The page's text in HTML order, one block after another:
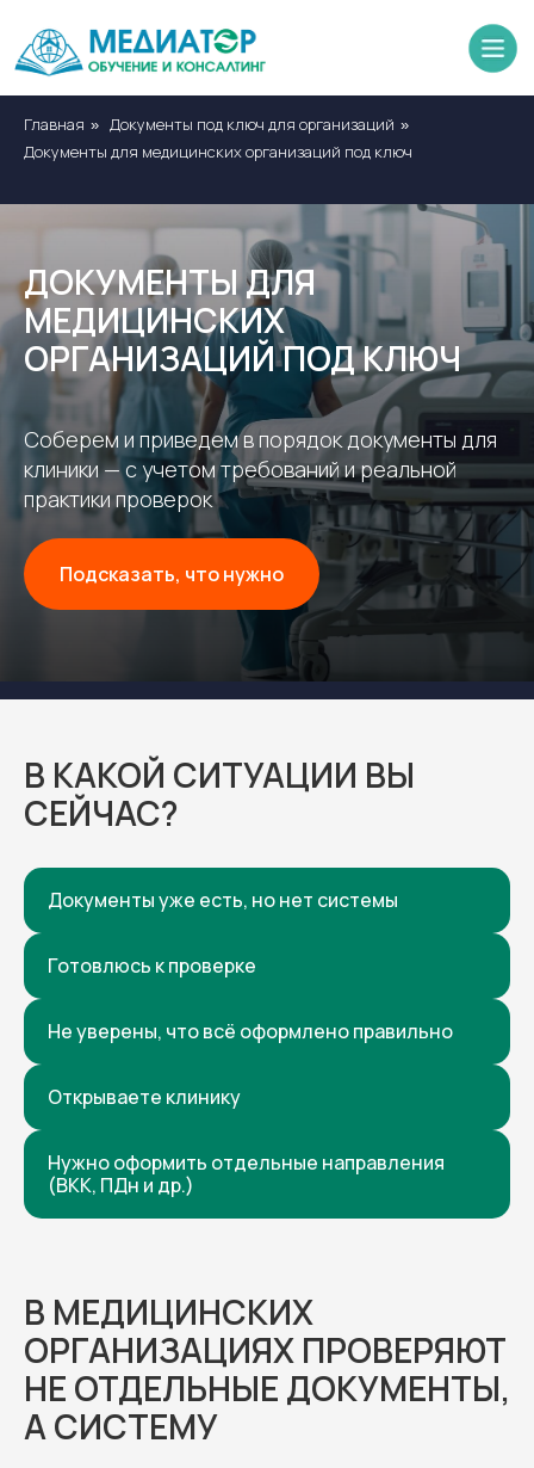
Главная » Документы под ключ для организаций »
Документы для медицинских организаций под ключ
ДОКУМЕНТЫ ДЛЯ
МЕДИЦИНСКИХ
ОРГАНИЗАЦИЙ ПОД КЛЮЧ
Соберем и приведем в порядок документы для
клиники — с учетом требований и реальной
практики проверок
Подсказать, что нужно
В КАКОЙ СИТУАЦИИ ВЫ
СЕЙЧАС?
Документы уже есть, но нет системы
Готовлюсь к проверке
Не уверены, что всё оформлено правильно
Открываете клинику
Нужно оформить отдельные направления
(ВКК, ПДн и др.)
В МЕДИЦИНСКИХ
ОРГАНИЗАЦИЯХ ПРОВЕРЯЮТ
НЕ ОТДЕЛЬНЫЕ ДОКУМЕНТЫ,
А СИСТЕМУ